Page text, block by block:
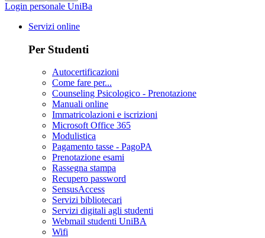
Login personale UniBa
Servizi online
Per Studenti
Autocertificazioni
Come fare per...
Counseling Psicologico - Prenotazione
Manuali online
Immatricolazioni e iscrizioni
Microsoft Office 365
Modulistica
Pagamento tasse - PagoPA
Prenotazione esami
Rassegna stampa
Recupero password
SensusAccess
Servizi bibliotecari
Servizi digitali agli studenti
Webmail studenti UniBA
Wifi